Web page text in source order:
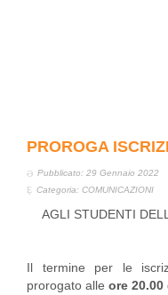
PROROGA
Pubblicato: 29 Gennaio 2022
Categoria: COMUNICAZIONI
AGLI STUDENTI
Il termine per le
prorogato alleore 20.00